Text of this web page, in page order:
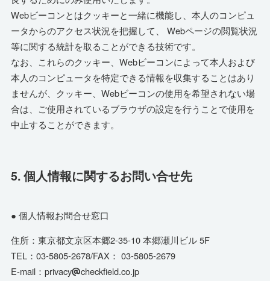
Webビーコンとはクッキーと一緒に機能し、本人のコンピュ
ータからのアクセス状況を把握して、 Webページの閲覧状況
等に関する統計を取ることができる技術です。
なお、これらのクッキー、Webビーコンによって本人および
本人のコンピュータを特定できる情報を収集することはあり
ませんが、クッキー、Webビーコンの使用を希望されない場
合は、ご使用されているブラウザの設定を行うことで使用を
中止することができます。
5. 個人情報に関するお問い合せ先
● 個人情報お問合せ窓口
住所：東京都文京区本郷2-35-10 本郷瀬川ビル 5F
TEL：03-5805-2678/FAX： 03-5805-2679
E-mail：privacy
checkfield.co.jp